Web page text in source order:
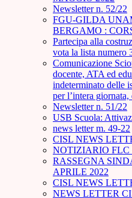
Newsletter n. 52/22
FGU-GILDA
BERGAMO :
Partecipa alla
vota la lista
Comunicazione
docente, ATA ed
indeterminato delle
per l’intera
Newsletter n. 51/22
USB Scuola:
news letter m. 49-22
CISL NEWS
NOTIZIARIO FLC
RASSEGNA
APRILE 2022
CISL NEWS
NEWS LETTER